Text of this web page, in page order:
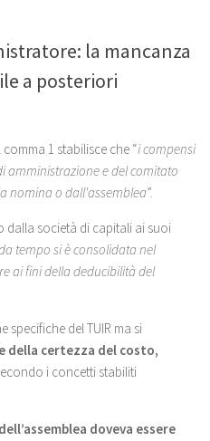
la mancanza
a posteriori
1 stabilisce che “i compensi
amministrazione e del comitato
nomina o dall'assemblea”.
dalla società di capitali ai suoi
tempo si è consolidata nel
ai fini della deducibilità del
specifiche del TUIR ma si
della certezza del costo,
i concetti stabiliti
doveva essere